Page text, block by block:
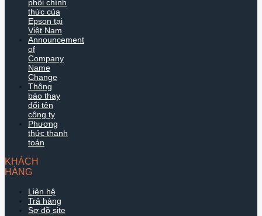
phối chính
thức của
Epson tại
Việt Nam
Announcement
of
Company
Name
Change
Thông
báo thay
đổi tên
công ty
Phương
thức thanh
toán
KHÁCH
HÀNG
Liên hệ
Trả hàng
Sơ đồ site